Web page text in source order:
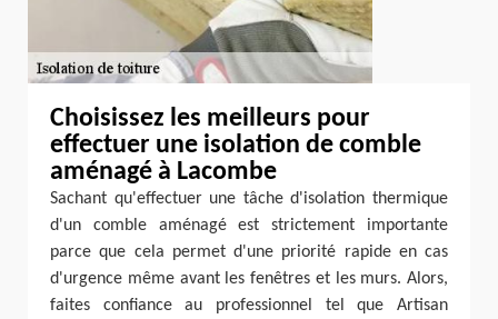
Choisissez les meilleurs pour
effectuer une isolation de comble
aménagé à Lacombe
Sachant qu'effectuer une tâche d'isolation thermique
d'un comble aménagé est strictement importante
parce que cela permet d'une priorité rapide en cas
d'urgence même avant les fenêtres et les murs. Alors,
faites confiance au professionnel tel que Artisan